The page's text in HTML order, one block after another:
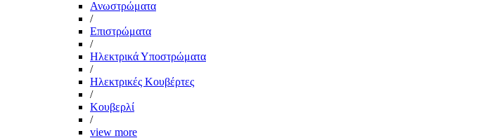
Ανωστρώματα
/
Επιστρώματα
/
Ηλεκτρικά Υποστρώματα
/
Ηλεκτρικές Κουβέρτες
/
Κουβερλί
/
view more